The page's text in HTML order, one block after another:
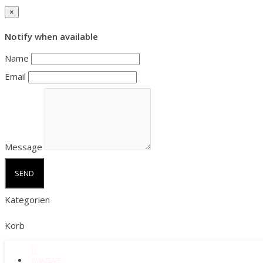
×
Notify when available
Name
Email
Message
SEND
Kategorien
Korb